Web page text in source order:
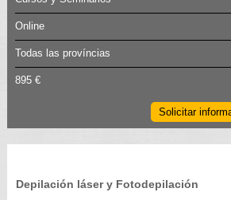
Online
Todas las províncias
895 €
Solicitar
Depilación láser y Fotodepilación